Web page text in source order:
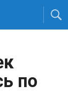
по